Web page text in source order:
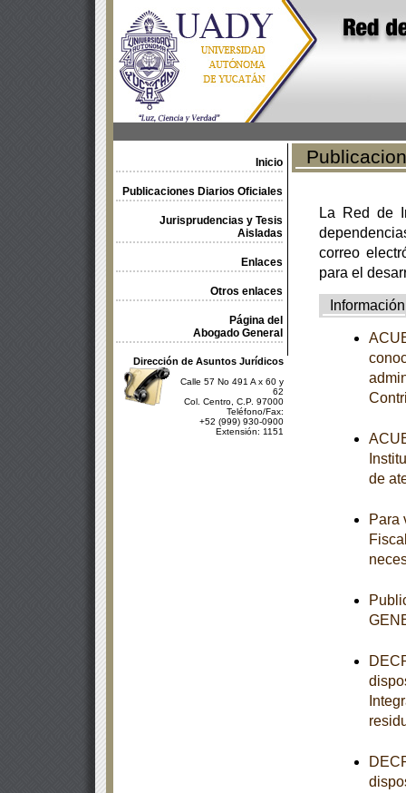
Inicio
Publicaciones Diarios Oficiales
Jurisprudencias y Tesis
Aisladas
Enlaces
Otros enlaces
Página del
Abogado General
Dirección de Asuntos Jurídicos
Calle 57 No 491 A x 60 y
62
Col. Centro, C.P. 97000
Teléfono/Fax:
+52 (999) 930-0900
Extensión: 1151
La Red de
correo
para el
Información
de
Para